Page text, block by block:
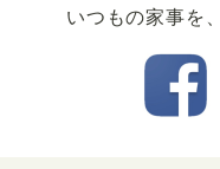
いつもの家事を